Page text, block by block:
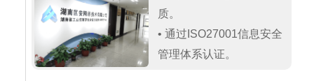
质。
• 通过ISO27001信息安全
管理体系认证。